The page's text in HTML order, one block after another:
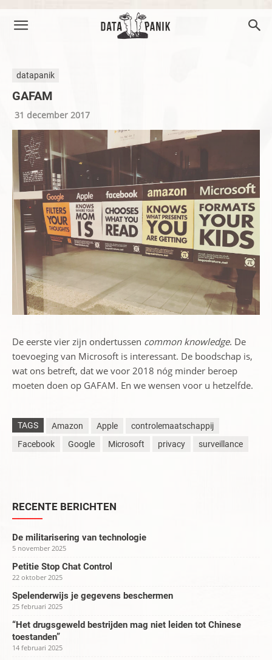
datapanik
GAFAM
31 december 2017
De eerste vier zijn ondertussen common knowledge. De
toevoeging van Microsoft is interessant. De boodschap is,
wat ons betreft, dat we voor 2018 nóg minder beroep
moeten doen op GAFAM. En we wensen voor u hetzelfde.
TAGS Amazon Apple
controlemaatschappij
Facebook
Google Microsoft privacy surveillance
RECENTE BERICHTEN
De militarisering van technologie
5 november 2025
Petitie Stop Chat Control
22 oktober 2025
Spelenderwijs je gegevens beschermen
25 februari 2025
“Het drugsgeweld bestrijden mag niet leiden tot Chinese
toestanden”
14 februari 2025